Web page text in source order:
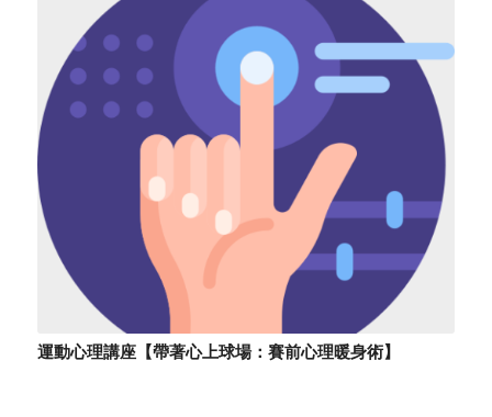
運動心理講座【帶著心上球場：賽前心理暖身術】